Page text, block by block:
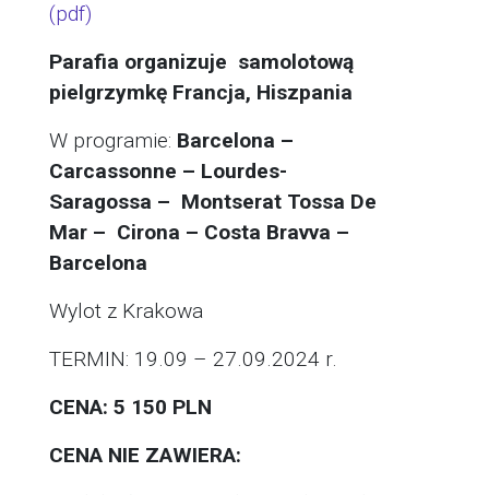
(pdf)
Parafia organizuje samolotową
pielgrzymkę Francja, Hiszpania
W programie: Barcelona –
Carcassonne – Lourdes-
Saragossa – Montserat Tossa De
Mar – Cirona – Costa Bravva –
Barcelona
Wylot z Krakowa
TERMIN: 19.09 – 27.09.2024 r.
CENA: 5 150 PLN
CENA NIE ZAWIERA: